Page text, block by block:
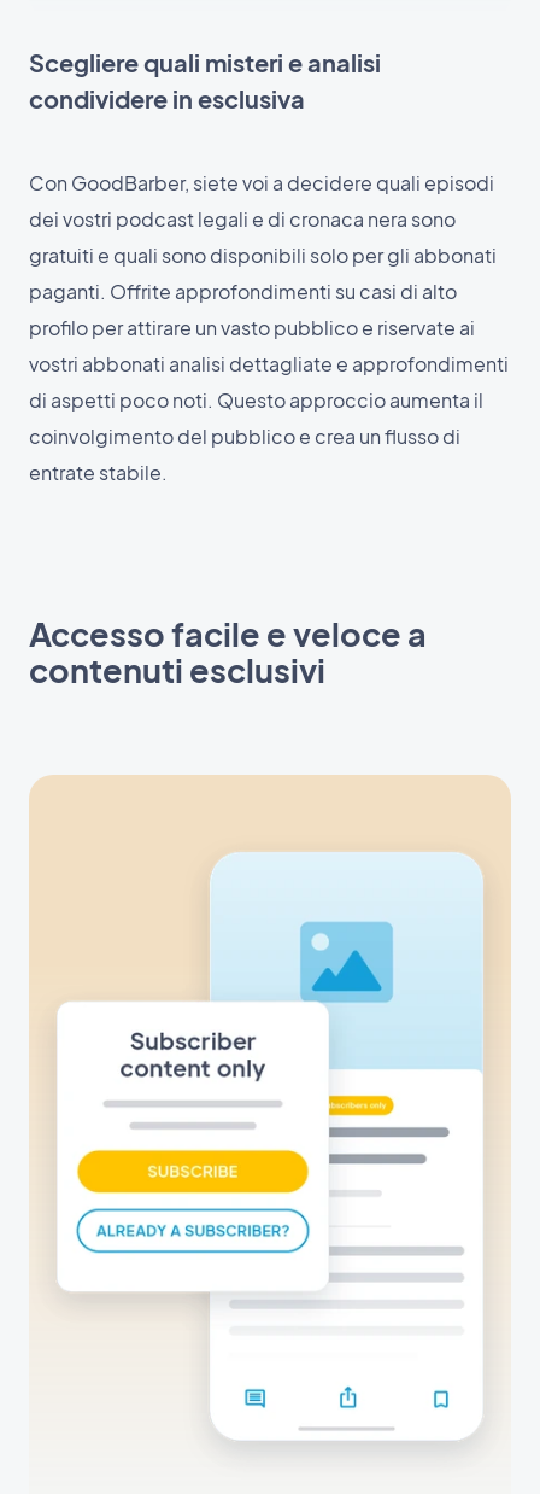
Scegliere quali misteri e analisi
condividere in esclusiva
Con GoodBarber, siete voi a decidere quali episodi
dei vostri podcast legali e di cronaca nera sono
gratuiti e quali sono disponibili solo per gli abbonati
paganti. Offrite approfondimenti su casi di alto
profilo per attirare un vasto pubblico e riservate ai
vostri abbonati analisi dettagliate e approfondimenti
di aspetti poco noti. Questo approccio aumenta il
coinvolgimento del pubblico e crea un flusso di
entrate stabile.
Accesso facile e veloce a
contenuti esclusivi